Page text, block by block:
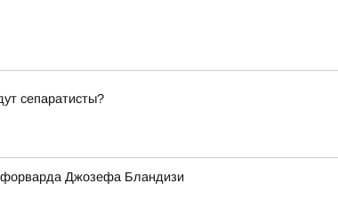
сепаратисты?
Джозефа Бландизи